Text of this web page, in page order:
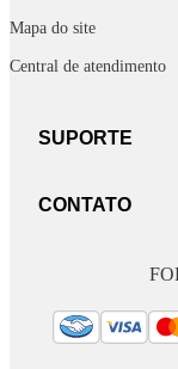
Mapa do site
Central de atendimento
SUPORTE
CONTATO